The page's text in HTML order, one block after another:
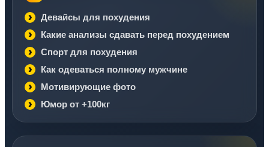
Девайсы для похудения
Какие анализы сдавать перед похудением
Спорт для похудения
Как одеваться полному мужчине
Мотивирующие фото
Юмор от +100кг